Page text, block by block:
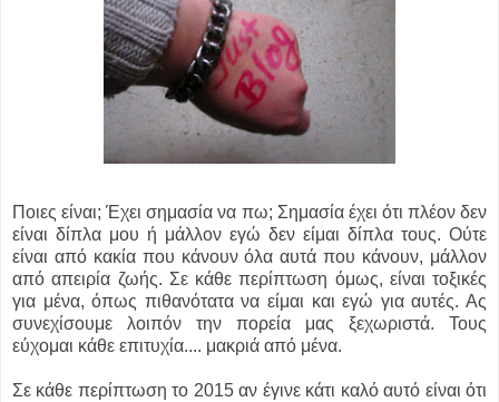
Ποιες είναι; Έχει σημασία να πω; Σημασία έχει ότι πλέον δεν
είναι δίπλα μου ή μάλλον εγώ δεν είμαι δίπλα τους. Ούτε
είναι από κακία που κάνουν όλα αυτά που κάνουν, μάλλον
από απειρία ζωής. Σε κάθε περίπτωση όμως, είναι τοξικές
για μένα, όπως πιθανότατα να είμαι και εγώ για αυτές. Ας
συνεχίσουμε λοιπόν την πορεία μας ξεχωριστά. Τους
εύχομαι κάθε επιτυχία.... μακριά από μένα.
Σε κάθε περίπτωση το 2015 αν έγινε κάτι καλό αυτό είναι ότι